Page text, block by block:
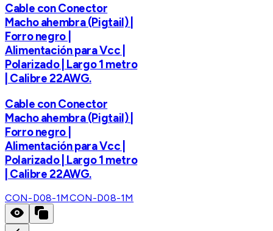
Cable con Conector
Macho ahembra (Pigtail) |
Forro negro |
Alimentación para Vcc |
Polarizado | Largo 1 metro
| Calibre 22AWG.
Cable con Conector
Macho ahembra (Pigtail) |
Forro negro |
Alimentación para Vcc |
Polarizado | Largo 1 metro
| Calibre 22AWG.
CON-D08-1MCON-D08-1M